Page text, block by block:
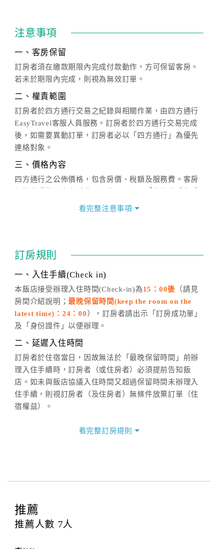
注意事項
一、客房保留
訂房者須在繳款期限內完成付款動作，方可保留客房。
若未於期限內完成，則視為無效訂單。
二、權責範圍
訂房者於四方通行交易之紀錄與相關作業，由四方通行
EasyTravel客服人員服務。訂房者於四方通行交易完成
後，如需要異動訂單，訂房者必以「四方通行」為優先
連絡對象。
三、價格內容
四方通行之公佈價格，包含房價、稅額及服務費。客房
價」之當日價格為標準。
話方式異動訂單。
※非客服時間之申辦異動，皆為次日計算及辦理。
五、客服時間
週一至週日，上午9:00～晚上6:00
六、聯絡方式
(07)9682715 。
看完整注意事項
訂房規則
一、入住手續(Check in)
本飯店接受辦理入住時間(Check-in)為15：00後 （請見
房間介紹說明；最晚保留時間(keep the room on the
latest time)：24：00 ），訂房者請出示「訂房成功單」
及「身份證件」以便辦理。
二、延遲入住時間
訂房者於住宿當日，因故無法於「最晚保留時間」前辦
理入住手續時，訂房者（或住房者）必須提前告知飯
店。如未與飯店協議入住時間又超過保留時間未辦理入
住手續，則視訂房者（及住房者）無條件放棄訂單（住
宿權益）。
四、訂單異動
提出申辦不得異動訂單。
每筆訂單異動限定
辦理取消退款。
看完整訂房規則
推薦
推薦人數 7人